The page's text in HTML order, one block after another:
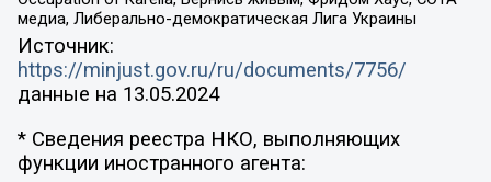
медиа, Либерально-демократическая Лига Украины
Источник:
https://minjust.gov.ru/ru/documents/7756/
данные на 13.05.2024
* Сведения реестра НКО, выполняющих
функции иностранного агента: